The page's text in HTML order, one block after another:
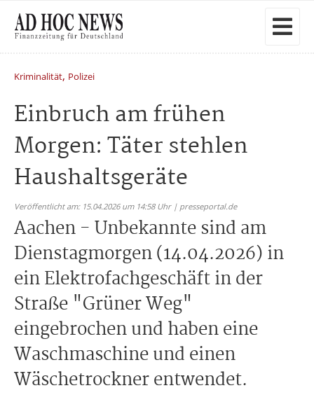
Kriminalität, Polizei
Einbruch am frühen
Morgen: Täter stehlen
Haushaltsgeräte
Veröffentlicht am: 15.04.2026 um 14:58 Uhr | presseportal.de
Aachen - Unbekannte sind am
Dienstagmorgen (14.04.2026) in
ein Elektrofachgeschäft in der
Straße "Grüner Weg"
eingebrochen und haben eine
Waschmaschine und einen
Wäschetrockner entwendet.